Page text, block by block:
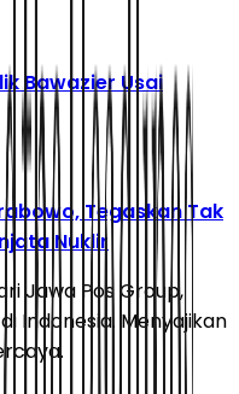
Bawazier Usai
Tegaskan Tak
Nuklir
Jawa Pos Group,
Indonesia. Menyajikan